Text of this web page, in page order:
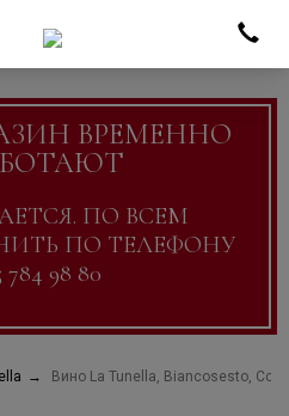
ВРЕМЕННО
ПО ВСЕМ
ПО ТЕЛЕФОНУ
784 98 80
Вино La Tunella, Biancosesto,